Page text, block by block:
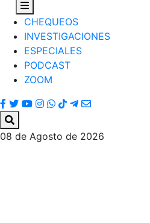
CHEQUEOS
INVESTIGACIONES
ESPECIALES
PODCAST
ZOOM
08 de Agosto de 2026